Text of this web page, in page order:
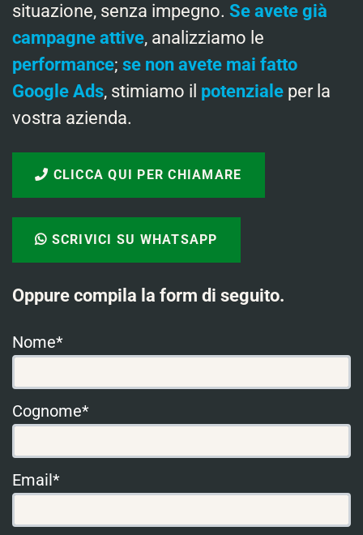
situazione, senza impegno. Se avete già
campagne attive, analizziamo le
performance; se non avete mai fatto
Google Ads, stimiamo il potenziale per la
vostra azienda.
CLICCA QUI PER CHIAMARE
SCRIVICI SU WHATSAPP
Oppure compila la form di seguito.
Nome*
Cognome*
Email*